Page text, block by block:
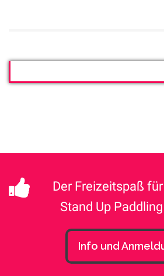
Der Freizeitspaß
Stand Up
Info und